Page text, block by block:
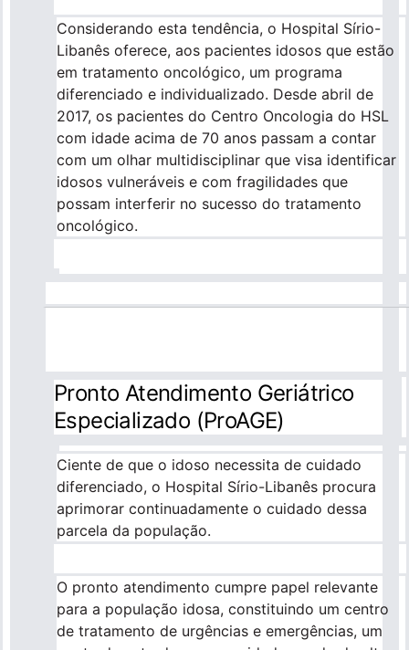
Considerando esta tendência, o Hospital Sírio-
Libanês oferece, aos pacientes idosos que estão
em tratamento oncológico, um programa
diferenciado e individualizado. Desde abril de
2017, os pacientes do Centro Oncologia do HSL
com idade acima de 70 anos passam a contar
com um olhar multidisciplinar que visa identificar
idosos vulneráveis e com fragilidades que
possam interferir no sucesso do tratamento
oncológico.
Pronto Atendimento Geriátrico
Especializado (ProAGE)
Ciente de que o idoso necessita de cuidado
diferenciado, o Hospital Sírio-Libanês procura
aprimorar continuadamente o cuidado dessa
parcela da população.
O pronto atendimento cumpre papel relevante
para a população idosa, constituindo um centro
de tratamento de urgências e emergências, um